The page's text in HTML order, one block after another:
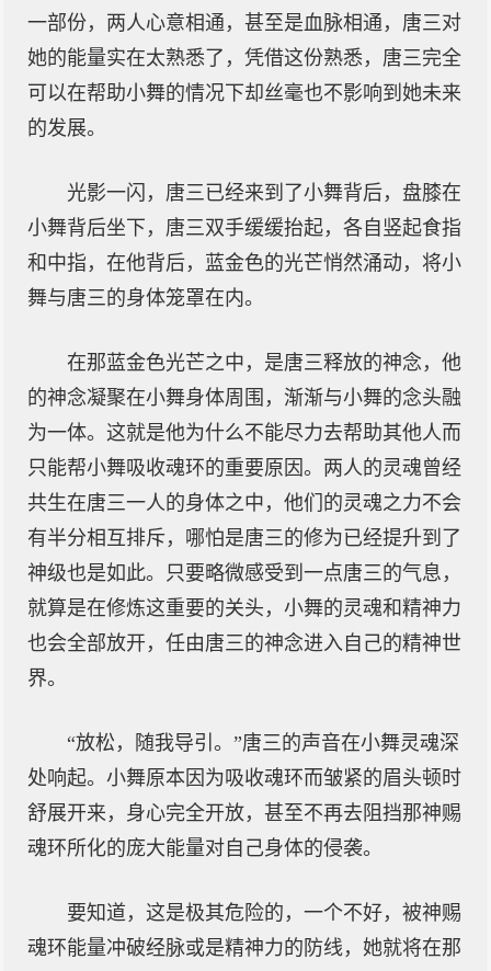
一部份，两人心意相通，甚至是血脉相通，唐三对
她的能量实在太熟悉了，凭借这份熟悉，唐三完全
可以在帮助小舞的情况下却丝毫也不影响到她未来
的发展。
光影一闪，唐三已经来到了小舞背后，盘膝在
小舞背后坐下，唐三双手缓缓抬起，各自竖起食指
和中指，在他背后，蓝金色的光芒悄然涌动，将小
舞与唐三的身体笼罩在内。
在那蓝金色光芒之中，是唐三释放的神念，他
的神念凝聚在小舞身体周围，渐渐与小舞的念头融
为一体。这就是他为什么不能尽力去帮助其他人而
只能帮小舞吸收魂环的重要原因。两人的灵魂曾经
共生在唐三一人的身体之中，他们的灵魂之力不会
有半分相互排斥，哪怕是唐三的修为已经提升到了
神级也是如此。只要略微感受到一点唐三的气息，
就算是在修炼这重要的关头，小舞的灵魂和精神力
也会全部放开，任由唐三的神念进入自己的精神世
界。
“放松，随我导引。”唐三的声音在小舞灵魂深
处响起。小舞原本因为吸收魂环而皱紧的眉头顿时
舒展开来，身心完全开放，甚至不再去阻挡那神赐
魂环所化的庞大能量对自己身体的侵袭。
要知道，这是极其危险的，一个不好，被神赐
魂环能量冲破经脉或是精神力的防线，她就将在那